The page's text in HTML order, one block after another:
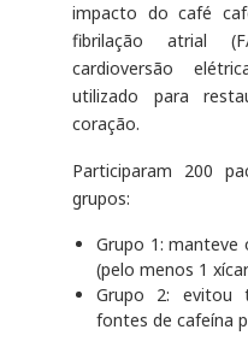
impacto do café
fibrilação atrial
cardioversão
utilizado para
coração.
Participaram 200
grupos:
Grupo 1: manteve
(pelo menos 1
Grupo 2: evitou
fontes de cafeína